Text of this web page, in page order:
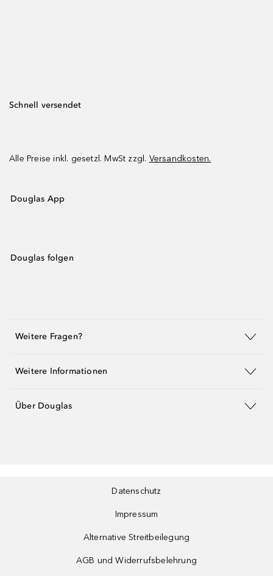
Schnell versendet
Alle Preise inkl. gesetzl. MwSt zzgl. Versandkosten.
Douglas App
Douglas folgen
Weitere Fragen?
Weitere Informationen
Über Douglas
Datenschutz
Impressum
Alternative Streitbeilegung
AGB und Widerrufsbelehrung